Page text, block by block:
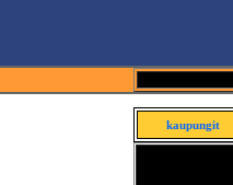
kaupungit